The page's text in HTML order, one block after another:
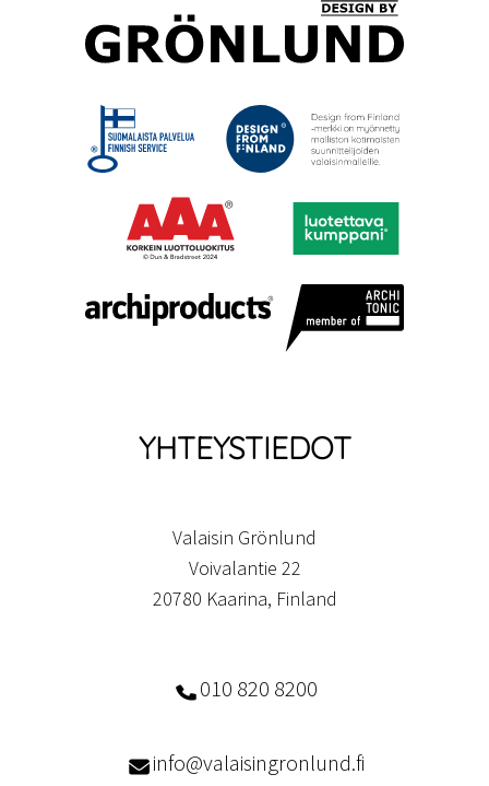
YHTEYSTIEDOT
Valaisin Grönlund
Voivalantie 22
20780 Kaarina, Finland
010 820 8200
info@valaisingronlund.fi